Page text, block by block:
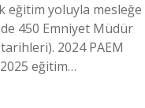
eğitim yoluyla mesleğe
450 Emniyet Müdür
tarihleri). 2024 PAEM
eğitim…